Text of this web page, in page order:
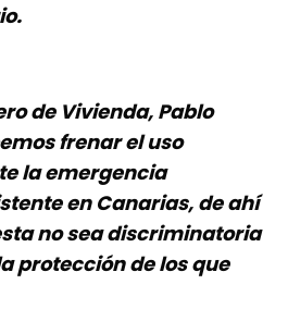
de Vivienda, Pablo
frenar el uso
la emergencia
en Canarias, de ahí
no sea discriminatoria
protección de los que